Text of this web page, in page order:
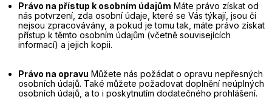
Právo na přístup k osobním údajům Máte právo získat od
nás potvrzení, zda osobní údaje, které se Vás týkají, jsou či
nejsou zpracovávány, a pokud je tomu tak, máte právo získat
přístup k těmto osobním údajům (včetně souvisejících
informací) a jejich kopii.
Právo na opravu Můžete nás požádat o opravu nepřesných
osobních údajů. Také můžete požadovat doplnění neúplných
osobních údajů, a to i poskytnutím dodatečného prohlášení.